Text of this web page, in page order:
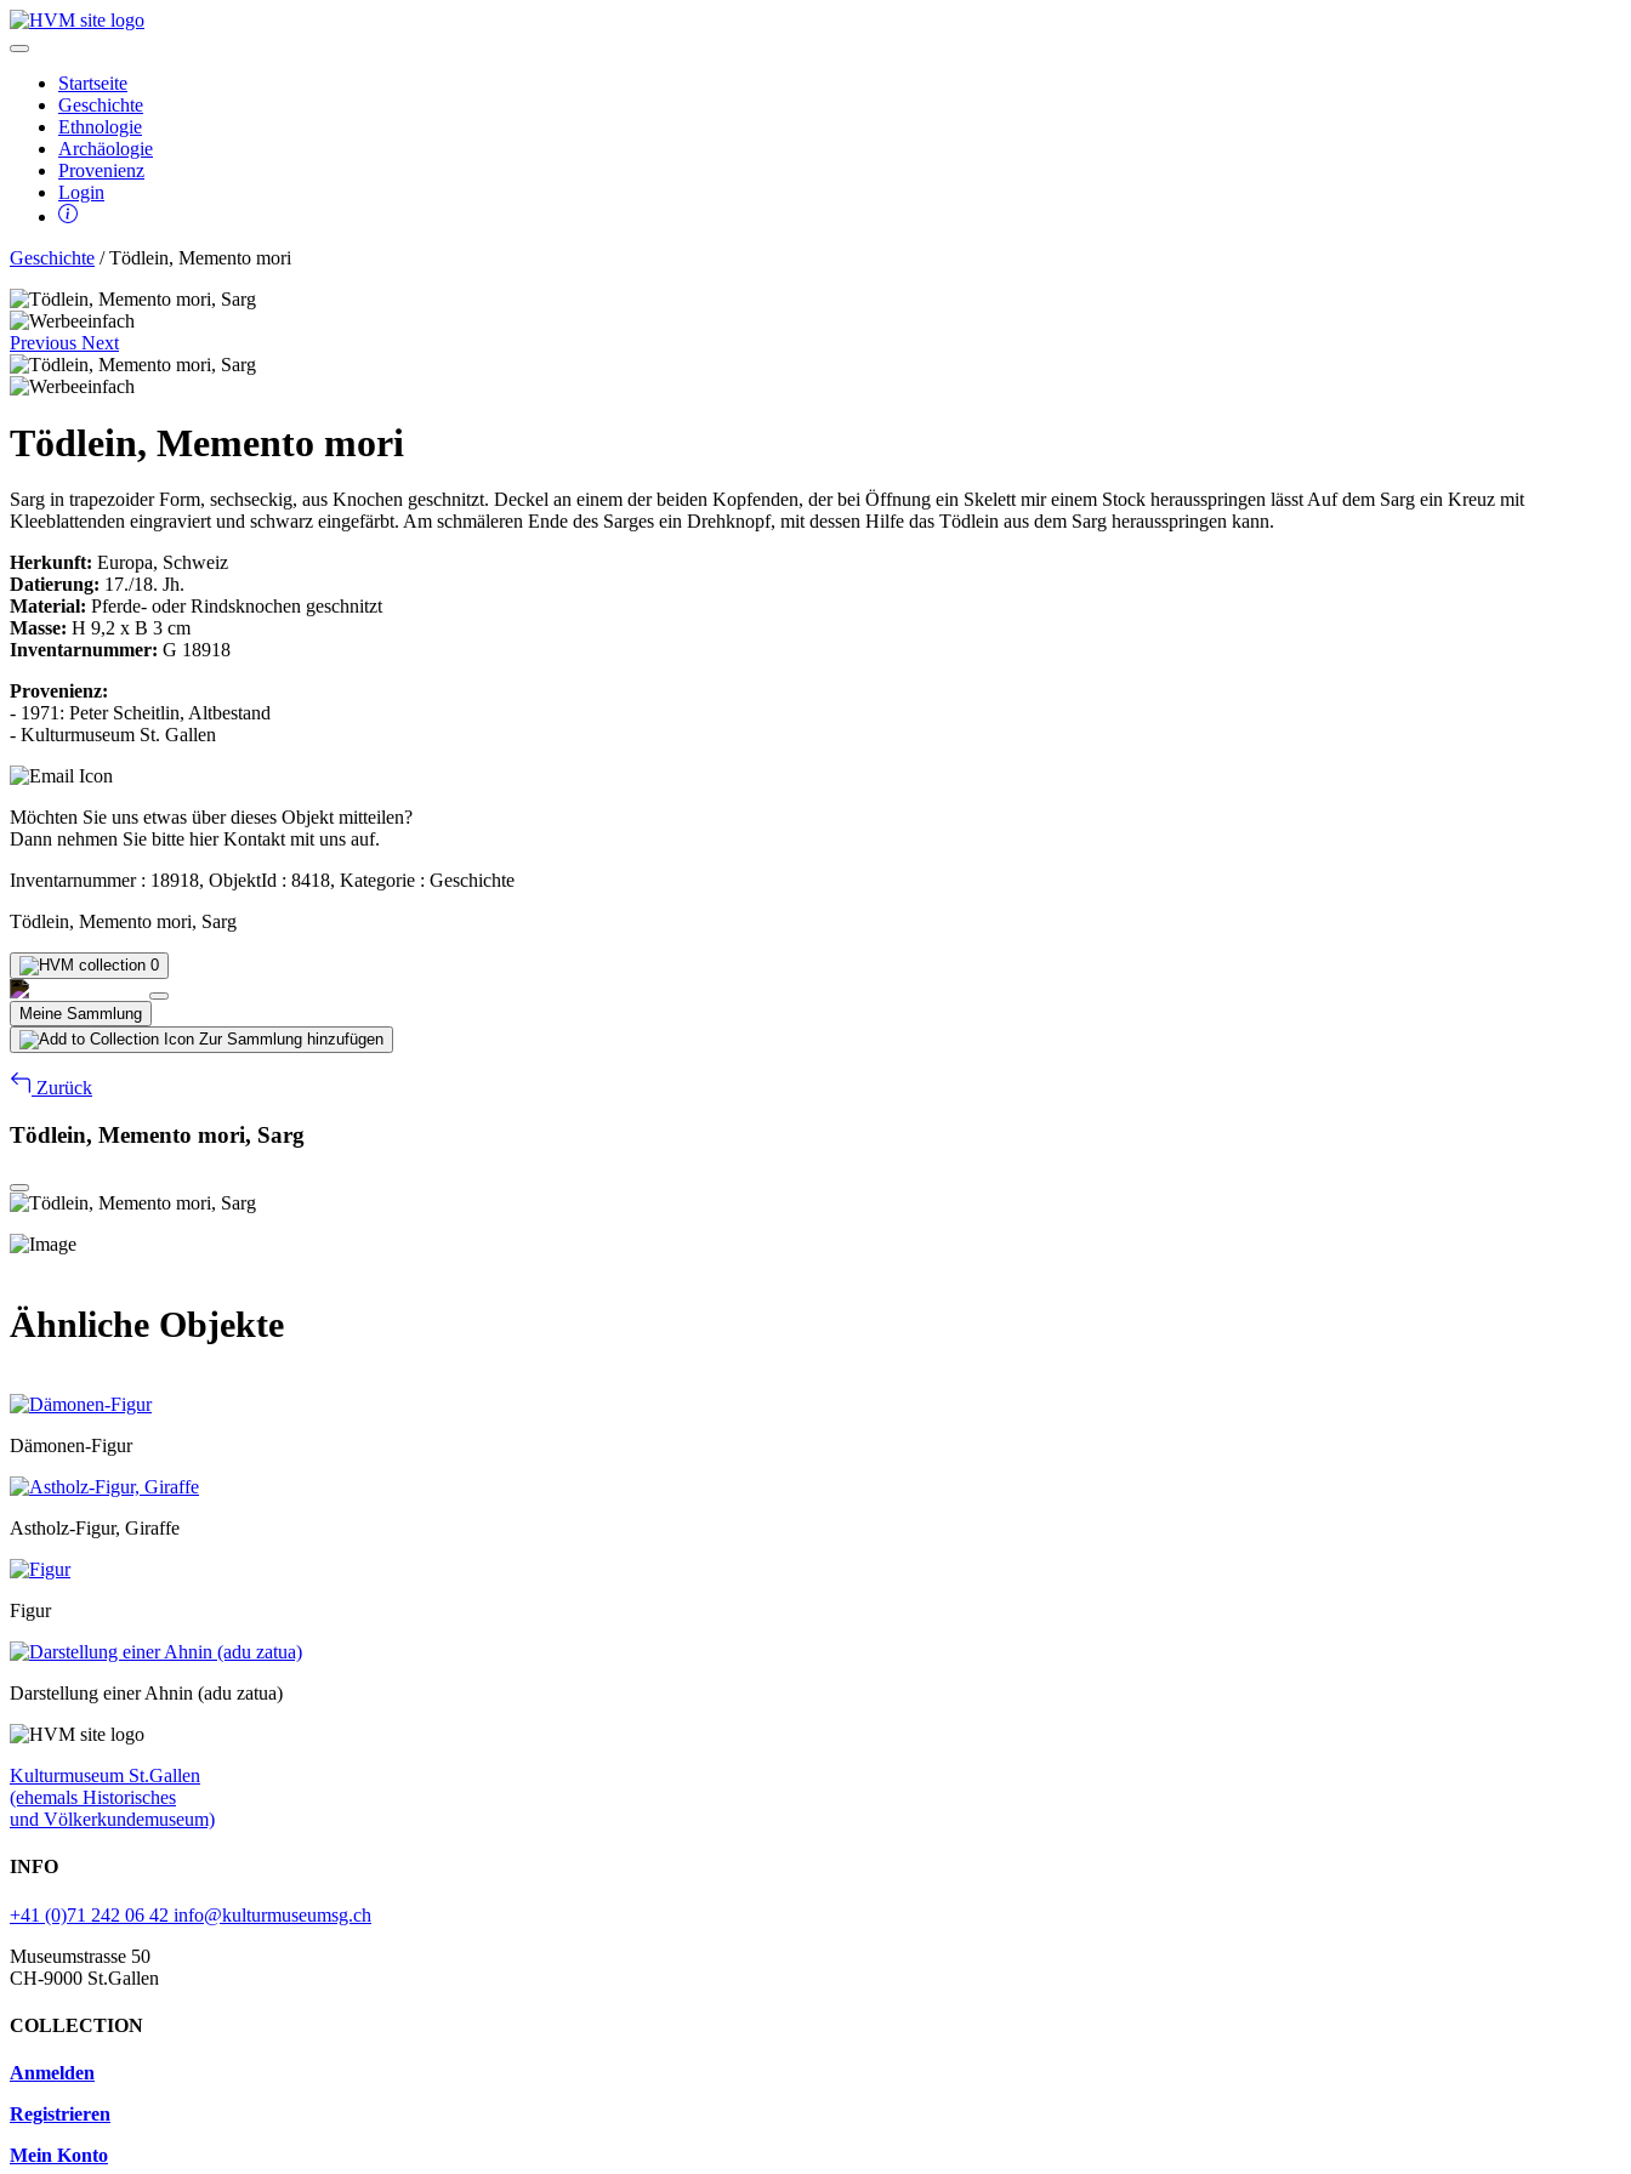
Startseite
Geschichte
Ethnologie
Archäologie
Provenienz
Login
Geschichte / Tödlein, Memento mori
Previous Next
Tödlein, Memento mori
Sarg in trapezoider Form, sechseckig, aus Knochen geschnitzt. Deckel an einem der beiden Kopfenden, der bei Öffnung ein Skelett mir einem Stock herausspringen lässt Auf dem Sarg ein Kreuz mit
Kleeblattenden eingraviert und schwarz eingefärbt. Am schmäleren Ende des Sarges ein Drehknopf, mit dessen Hilfe das Tödlein aus dem Sarg herausspringen kann.
Herkunft: Europa, Schweiz
Datierung: 17./18. Jh.
Material: Pferde- oder Rindsknochen geschnitzt
Masse: H 9,2 x B 3 cm
Inventarnummer: G 18918
Provenienz:
- 1971: Peter Scheitlin, Altbestand
- Kulturmuseum St. Gallen
Möchten Sie uns etwas über dieses Objekt mitteilen?
Dann nehmen Sie bitte hier Kontakt mit uns auf.
Inventarnummer : 18918, ObjektId : 8418, Kategorie : Geschichte
Tödlein, Memento mori, Sarg
0
Meine Sammlung
Zur Sammlung hinzufügen
Zurück
Tödlein, Memento mori, Sarg
Ähnliche Objekte
Dämonen-Figur
Astholz-Figur, Giraffe
Figur
Darstellung einer Ahnin (adu zatua)
Kulturmuseum St.Gallen
(ehemals Historisches
und Völkerkundemuseum)
INFO
+41 (0)71 242 06 42 info@kulturmuseumsg.ch
Museumstrasse 50
CH-9000 St.Gallen
COLLECTION
Anmelden
Registrieren
Mein Konto